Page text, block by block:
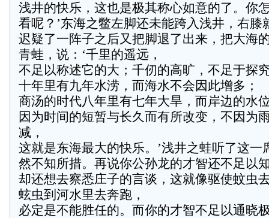
浅井的快乐，这也是极其称心如意的了。你
看呢？’东海之鳖左脚还未能跨入浅井，右膝
迟疑了一阵子之后又把脚退了出来，把大海
青蛙，说：‘千里的遥远，
不足以称述它的大；千仞的高旷，不足于探
十年里有九年水涝，而海水不会因此增多；
商汤的时代八年里有七年大旱，而岸边的水
因为时间的短暂与长久而有所改变，不因为
减，
这就是东海最大的快乐。’浅井之蛙听了这一
然不知所措。再说你公孙龙的才智还不足以
却还想去察悉庄子的言谈，这就像驱使蚊虫
蚿虫到河水里去奔跑，
必定是不能胜任的。而你的才智不足以通晓